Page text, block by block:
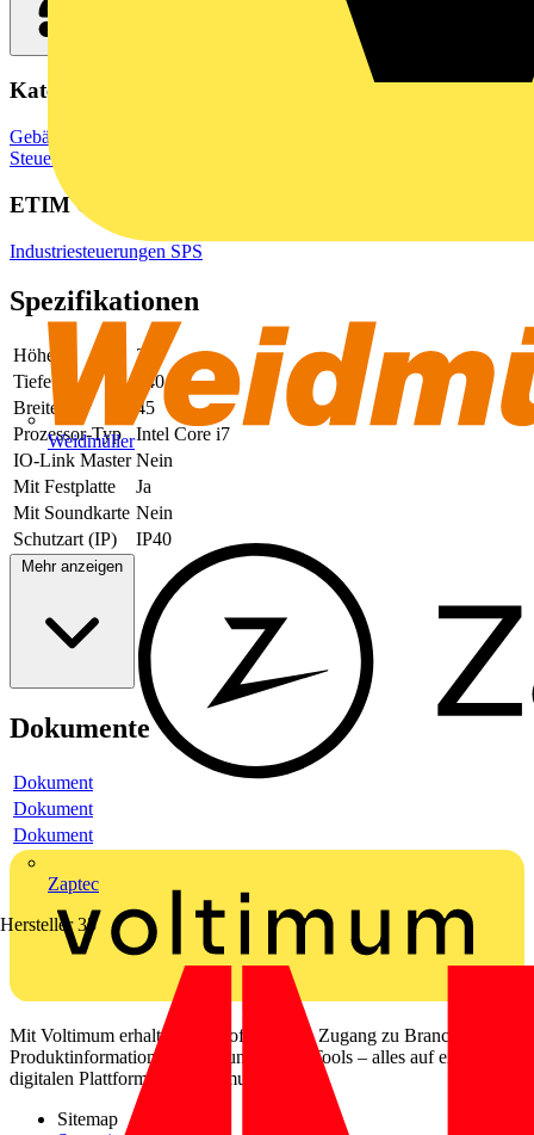
Weidmüller
Zaptec
Hersteller 35
Kategorien
Gebäudeleittechnik & Automation
Steuerungen
ETIM Group
Industriesteuerungen SPS
Spezifikationen
Höhe
200
Tiefe
140
Breite
45
Prozessor-Typ
Intel Core i7
IO-Link Master Nein
Mit Festplatte
Ja
Mit Soundkarte Nein
Schutzart (IP)
IP40
Mehr anzeigen
Dokumente
Dokument
Dokument
Dokument
Mit Voltimum erhalten Elektrofachkräfte Zugang zu Branchennews,
Produktinformationen, Schulungen und Tools – alles auf einer
digitalen Plattform und Community.
Sitemap